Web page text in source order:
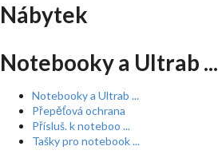
Nábytek
Notebooky a Ultrab ...
Notebooky a Ultrab ...
Přepěťová ochrana
Přísluš. k noteboo ...
Tašky pro notebook ...